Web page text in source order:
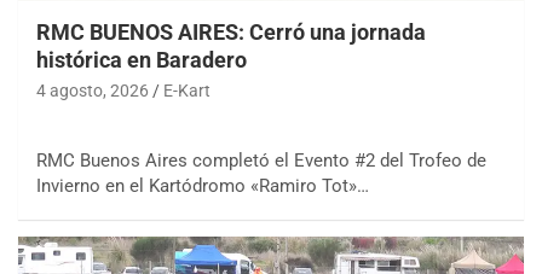
RMC BUENOS AIRES: Cerró una jornada
histórica en Baradero
4 agosto, 2026 E-Kart
RMC Buenos Aires completó el Evento #2 del Trofeo de
Invierno en el Kartódromo «Ramiro Tot»…